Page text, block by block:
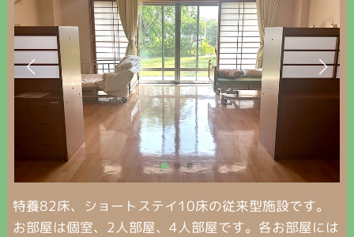
特養82床、ショートステイ10床の従来型施設です。
お部屋は個室、2人部屋、4人部屋です。各お部屋には